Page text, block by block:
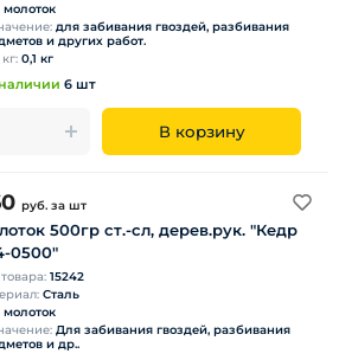
молоток
для забивания гвоздей, разбивания
и других работ.
0,1 кг
6 шт
В корзину
руб. за шт
500гр ст.-сл, дерев.рук. "Кедр
0500"
15242
Сталь
молоток
Для забивания гвоздей, разбивания
и др..